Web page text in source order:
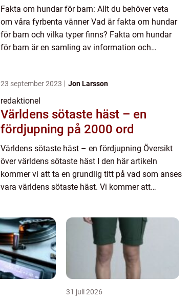
Fakta om hundar för barn: Allt du behöver veta
om våra fyrbenta vänner Vad är fakta om hundar
för barn och vilka typer finns? Fakta om hundar
för barn är en samling av information och
23 september 2023 Jon Larsson
redaktionel
Världens sötaste häst – en
fördjupning på 2000 ord
Världens sötaste häst – en fördjupning Översikt
över världens sötaste häst I den här artikeln
kommer vi att ta en grundlig titt på vad som anses
vara världens sötaste häst. Vi kommer att
31 juli 2026